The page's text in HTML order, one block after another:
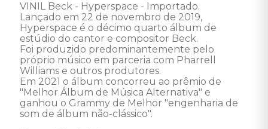
VINIL Beck - Hyperspace - Importado.
Lançado em 22 de novembro de 2019,
Hyperspace é o décimo quarto álbum de
estúdio do cantor e compositor Beck.
Foi produzido predominantemente pelo
próprio músico em parceria com Pharrell
Williams e outros produtores.
Em 2021 o álbum concorreu ao prêmio de
"Melhor Álbum de Música Alternativa" e
ganhou o Grammy de Melhor "engenharia de
som de álbum não-clássico".